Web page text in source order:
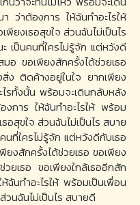
ว่าต้องการ ให้ฉันทำอะไรให้
พียงเธอสุขใจ ส่วนฉันไม่เป็นไร
เป็นคนที่ใครไม่รู้จัก แต่หวังดี
อ ขอเพียงสักครั้งได้ช่วยเธอ
สิ่ง ติดค้างอยู่ในใจ ยากเพียง
ไรทั้งนั้น พร้อมจะเดินกลับหลัง
งการ ให้ฉันทำอะไรให้ พร้อม
อสุขใจ ส่วนฉันไม่เป็นไร สบาย
นที่ใครไม่รู้จัก แต่หวังดีกับเธอ
ยงสักครั้งได้ช่วยเธอ ขอเพียง
ยเธอ ขอเพียงใกล้เธออีกสัก
ฉันทำอะไรให้ พร้อมเป็นเพื่อน
วนฉันไม่เป็นไร สบายดี